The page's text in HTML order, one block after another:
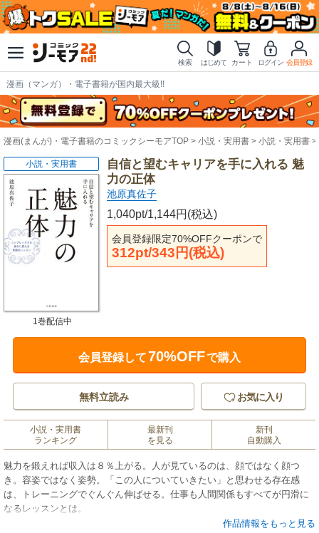
検索 はじめて カート ログイン 会員登録
漫画（マンガ）・電子書籍が国内最大級!!
漫画(まんが)・電子書籍のコミックシーモアTOP 小説・実用書 小説・実用書
自信と望むキャリアを手に入れる 魅
力の正体
池原真佐子
1,040pt/1,144円(税込)
会員登録限定70%OFFクーポンで
312pt/343円(税込)
小説・実用書
1巻配信中
会員登録して70%OFFで購入
無料立読み お気に入り
小説・実用書
ランキング
最新刊
を見る
新刊
自動購入
魅力を鍛えれば収入は８％上がる。人が見ているのは、顔ではなく顔つ
き。容姿ではなく姿勢。「この人についていきたい」と思わせる存在感
は、トレーニングでぐんぐん伸ばせる。仕事も人間関係もすべてが円滑に
なるレッスンとは。
作品情報をもっと見る